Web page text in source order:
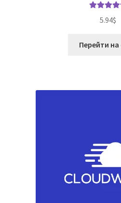
из 5
5.94$
Перейти на